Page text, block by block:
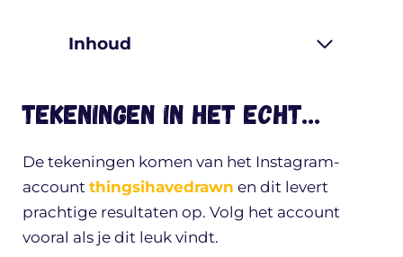
Inhoud
Tekeningen in het echt…
De tekeningen komen van het Instagram-
account thingsihavedrawn en dit levert
prachtige resultaten op. Volg het account
vooral als je dit leuk vindt.